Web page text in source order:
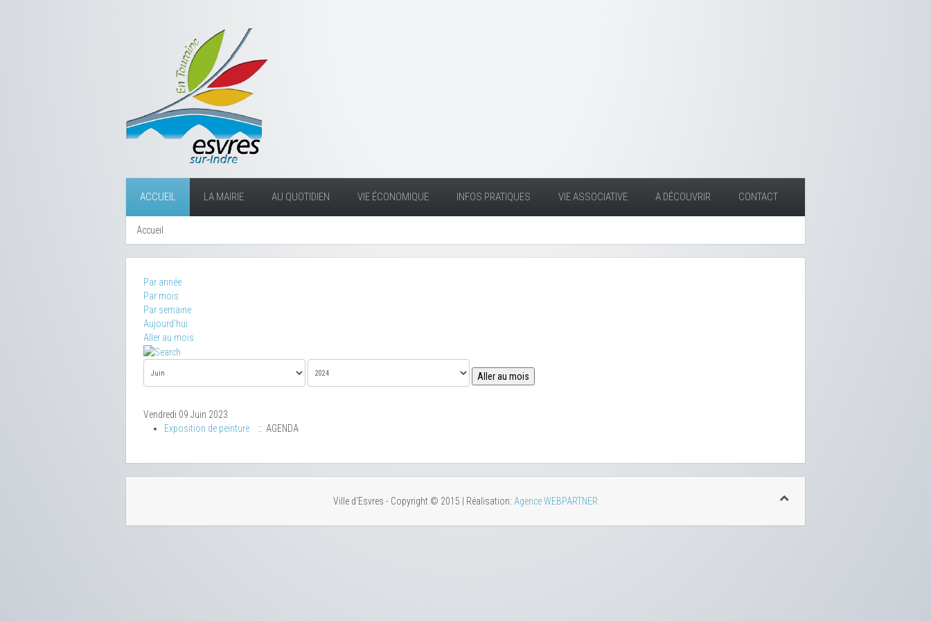
ACCUEIL LA MAIRIE AU QUOTIDIEN VIE ÉCONOMIQUE INFOS PRATIQUES VIE ASSOCIATIVE A DÉCOUVRIR CONTACT
Accueil
Par année
Par mois
Par semaine
Aujourd'hui
Aller au mois
Aller au mois
Vendredi 09 Juin 2023
Exposition de peinture
:: AGENDA
Ville d'Esvres - Copyright © 2015 | Réalisation: Agence WEBPARTNER